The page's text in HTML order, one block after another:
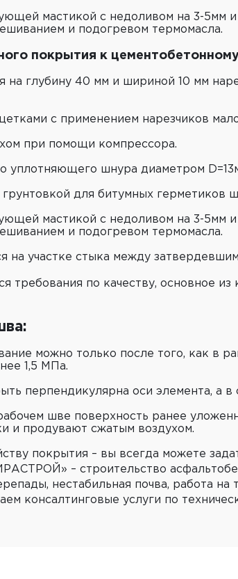
мастикой c недоливом на 3-5мм и
и подогревом термомасла.
покрытия к
на глубину 40 мм и шириной 10 мм
с применением нарезчиков
при помощи компрессора.
уплотняющего шнура диаметром
для битумных герметиков
мастикой c недоливом на 3-5мм и
и подогревом термомасла.
на участке стыка между
требования по качеству, основное
можно только после того, как в
1,5 МПа.
перпендикулярна оси элемента, а в
шве поверхность ранее
и продувают сжатым воздухом.
покрытия – вы всегда можете
– строительство
нестабильная почва, работа
консалтинговые услуги по